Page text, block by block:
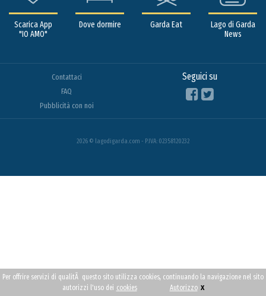
Scarica App
"IO AMO"
Dove dormire Garda Eat
Lago di Garda
News
Contattaci
FAQ
Pubblicità con noi
Seguici su
2026 © lagodigarda.com - P.IVA: 02358120232
Per offrire servizi di qualitÃ questo sito utilizza cookies, continuando la navigazione nel sito
autorizzi l'uso dei cookies Autorizzo x